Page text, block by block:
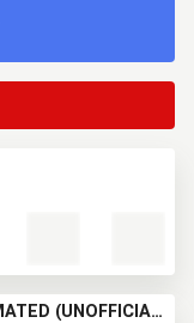
LIHKG LOMORE XMAS ANIMATED (UNOFFICIAL)